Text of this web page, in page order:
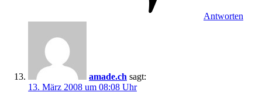
Antworten
amade.ch sagt:
13. März 2008 um 08:08 Uhr